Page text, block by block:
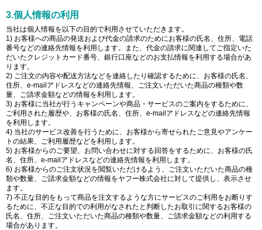
3.個人情報の利用
当社は個人情報を以下の目的で利用させていただきます。
1) お客様への商品の発送および代金の請求のためにお客様の氏名、住所、電話
番号などの連絡先情報を利用します。また、代金の請求に関連してご指定いた
だいたクレジットカード番号、銀行口座などのお支払情報を利用する場合があ
ります。
2) ご注文の内容や配送方法などを連絡したり確認するために、お客様の氏名、
住所、e-mailアドレスなどの連絡先情報、ご注文いただいた商品の種類や数
量、ご請求金額などの情報を利用します。
3) お客様に当社が行うキャンペーンや商品・サービスのご案内をするために、
ご利用された履歴や、お客様の氏名、住所、e-mailアドレスなどの連絡先情報
を利用します。
4) 当社のサービス改善を行うために、お客様から寄せられたご意見やアンケー
トの結果、ご利用履歴などを利用します。
5) お客様からのご要望、お問い合わせに対する回答をするために、お客様の氏
名、住所、e-mailアドレスなどの連絡先情報を利用します。
6) お客様からのご注文状況を閲覧いただけるよう、ご注文いただいた商品の種
類や数量、ご請求金額などの情報をヤフー株式会社に対して提供し、表示させ
ます。
7) 不正な目的をもって商品を注文するような方にサービスのご利用をお断りす
るために、不正な目的での利用がなされたと判断したお取引に関するお客様の
氏名、住所、ご注文いただいた商品の種類や数量、ご請求金額などの利用する
場合があります。